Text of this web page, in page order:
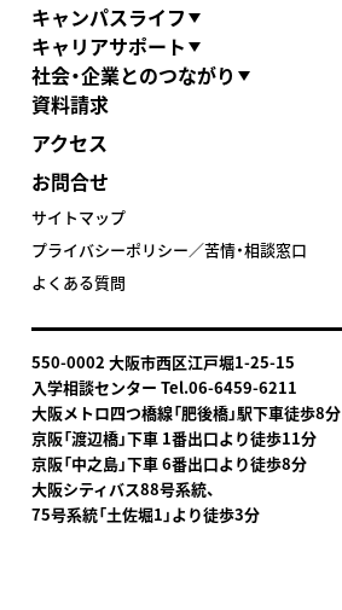
キャンパスライフ
キャリアサポート
社会・企業とのつながり
資料請求
アクセス
お問合せ
サイトマップ
プライバシーポリシー／苦情・相談窓口
よくある質問
550-0002 大阪市西区江戸堀1-25-15
入学相談センター Tel.06-6459-6211
大阪メトロ四つ橋線「肥後橋」駅下車徒歩8分
京阪「渡辺橋」下車 1番出口より徒歩11分
京阪「中之島」下車 6番出口より徒歩8分
大阪シティバス88号系統、
75号系統「土佐堀1」より徒歩3分